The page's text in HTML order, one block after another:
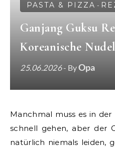
PASTA & PIZZA -
Ganjang Guksu
Koreanische
25.06.2026- ByOpa
Manchmal muss es in der Küche einfach verdammt
schnell gehen, aber der
natürlich niemals leiden,